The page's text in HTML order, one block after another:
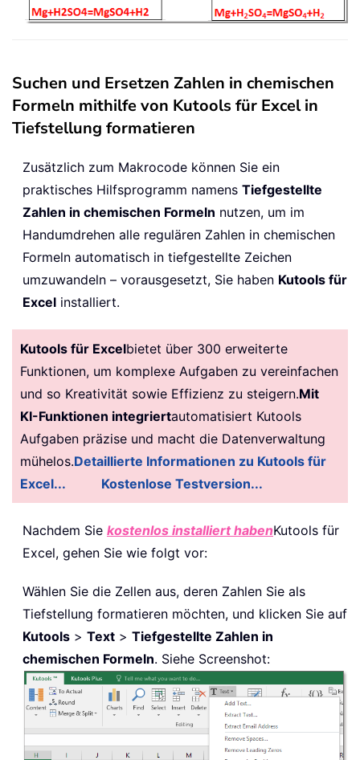
Suchen und Ersetzen Zahlen in chemischen
Formeln mithilfe von Kutools für Excel in
Tiefstellung formatieren
Zusätzlich zum Makrocode können Sie ein
praktisches Hilfsprogramm namens Tiefgestellte
Zahlen in chemischen Formeln nutzen, um im
Handumdrehen alle regulären Zahlen in chemischen
Formeln automatisch in tiefgestellte Zeichen
umzuwandeln – vorausgesetzt, Sie haben Kutools für
Excel installiert.
Kutools für Excelbietet über 300 erweiterte
Funktionen, um komplexe Aufgaben zu vereinfachen
und so Kreativität sowie Effizienz zu steigern.Mit
KI-Funktionen integriertautomatisiert Kutools
Aufgaben präzise und macht die Datenverwaltung
mühelos.Detaillierte Informationen zu Kutools für
Excel...
Kostenlose Testversion...
Nachdem Sie kostenlos installiert habenKutools für
Excel, gehen Sie wie folgt vor:
Wählen Sie die Zellen aus, deren Zahlen Sie als
Tiefstellung formatieren möchten, und klicken Sie auf
Kutools > Text > Tiefgestellte Zahlen in
chemischen Formeln. Siehe Screenshot: